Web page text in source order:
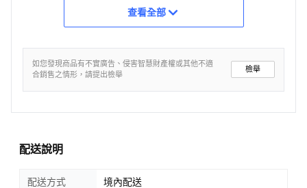
查看全部
如您發現商品有不實廣告、侵害智慧財產權或其他不適
合銷售之情形，請提出檢舉
檢舉
配送說明
配送方式 境內配送